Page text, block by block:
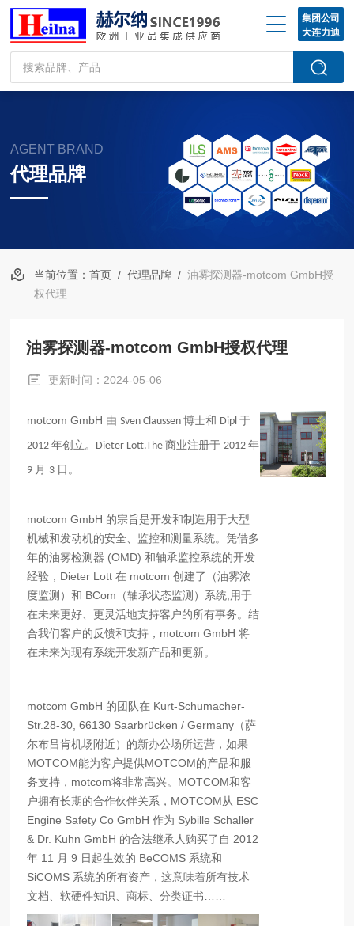
集团公司
大连力迪
AGENT BRAND
代理品牌
当前位置：首页 /代理品牌 /油雾探测器-motcom GmbH授
权代理
油雾探测器-motcom GmbH授权代理
更新时间：2024-05-06
motcom GmbH 由Sven Claussen博士和 Dipl于
2012年创立。 Dieter Lott.The 商业注册于2012年
9 月 3 日。
motcom GmbH 的宗旨是开发和制造用于大型
机械和发动机的安全、监控和测量系统。凭借多
年的油雾检测器 (OMD)和轴承监控系统的开发
经验， Dieter Lott在 motcom创建了（油雾浓
度监测）和 BCom （轴承状态监测）系统 用于
在未来更好、更灵活地支持客户的所有事务。结
合我们客户的反馈和支持， motcom GmbH将
在未来为现有系统开发新产品和更新。
motcom GmbH 的团队在 Kurt-Schumacher-
Str.28-30, 66130 Saarbrücken / Germany （萨
尔布吕肯机场附近）的新办公场所运营，如果
MOTCOM能为客户提供MOTCOM的产品和服
务支持， motcom将非常高兴。 MOTCOM和客
户拥有长期的合作伙伴关系 ， MOTCOM从 ESC
Engine Safety Co GmbH作为 Sybille Schaller
& Dr. Kuhn GmbH 的合法继承人购买了自 2012
年 11 月9 日起生效的 BeCOMS 系统和
SiCOMS 系统的所有资产，这意味着所有技术
文档、软硬件知识、商标、分类证书